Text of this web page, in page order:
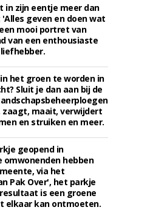
in zijn eentje meer dan
geven en doen wat
mooi portret van
van een enthousiaste
het groen te worden in
Sluit je dan aan bij de
zaagt, maait, verwijdert
en struiken en meer.
geopend in
omwonenden hebben
via het
Pak Over', het parkje
is een groene
elkaar kan ontmoeten.